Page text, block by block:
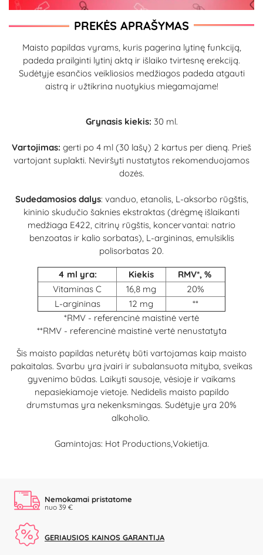
PREKĖS APRAŠYMAS
Maisto papildas vyrams, kuris pagerina lytinę funkciją,
padeda prailginti lytinį aktą ir išlaiko tvirtesnę erekciją.
Sudėtyje esančios veikliosios medžiagos padeda atgauti
aistrą ir užtikrina nuotykius miegamajame!
Grynasis kiekis: 30 ml.
Vartojimas: gerti po 4 ml (30 lašų) 2 kartus per dieną. Prieš
vartojant suplakti. Neviršyti nustatytos rekomenduojamos
dozės.
Sudedamosios dalys: vanduo, etanolis, L-aksorbo rūgštis,
kininio skudučio šaknies ekstraktas (drėgmę išlaikanti
medžiaga E422, citrinų rūgštis, koncervantai: natrio
benzoatas ir kalio sorbatas), L-argininas, emulsiklis
polisorbatas 20.
4 ml yra: Kiekis
RMV*, %
Vitaminas C
16,8 mg
20%
L-argininas
12 mg
**
*RMV - referencinė maistinė vertė
**RMV - referencinė maistinė vertė nenustatyta
Šis maisto papildas neturėtų būti vartojamas kaip maisto
pakaitalas. Svarbu yra įvairi ir subalansuota mityba, sveikas
gyvenimo būdas. Laikyti sausoje, vėsioje ir vaikams
nepasiekiamoje vietoje. Nedidelis maisto papildo
drumstumas yra nekenksmingas. Sudėtyje yra 20%
alkoholio.
Gamintojas: Hot Productions,Vokietija.
Nemokamai pristatome
nuo 39 €
GERIAUSIOS KAINOS GARANTIJA